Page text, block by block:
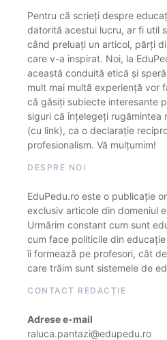
Pentru că scrieți despre
datorită acestui lucru, ar fi util
când preluați un articol, părți
care v-a inspirat. Noi, la
această conduită etică și
mult mai multă experiență vor
că găsiți subiecte interesante
siguri că înțelegeți rugămintea
(cu link), ca o declarație
profesionalism. Vă mulțumim!
DESPRE NOI
EduPedu.ro este o publicație
exclusiv articole din domeniul
Urmărim constant cum sunt
cum face politicile din
îi formează pe profesori, cât
care trăim sunt sistemele de
CONTACT REDACȚIE
Adrese e-mail
raluca.pantazi@edupedu.ro